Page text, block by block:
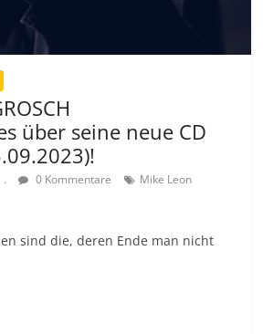
über seine neue CD
. 0 Kommentare
Mike Leon
sind die, deren Ende man nicht